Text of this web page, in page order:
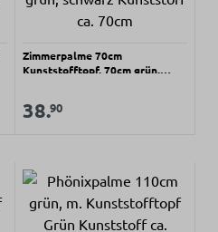
Zimmerpalme 70cm
Kunststofftopf, 70cm grün,
Verkaufspreis:
38.90